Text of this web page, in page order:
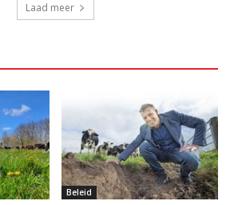
Laad meer
Beleid